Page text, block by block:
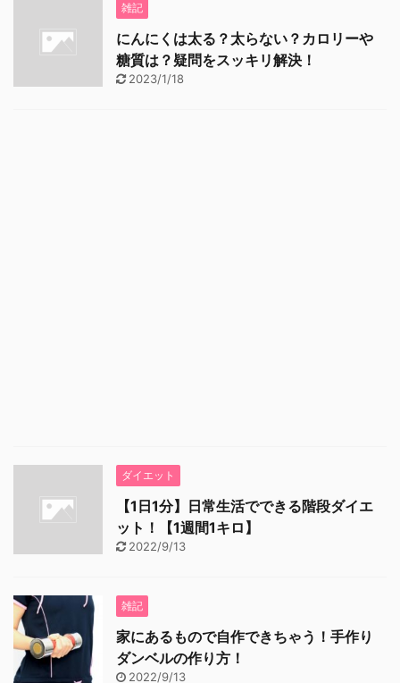
雑記
にんにくは太る？太らない？カロリーや
糖質は？疑問をスッキリ解決！
2023/1/18
ダイエット
【1日1分】日常生活でできる階段ダイエ
ット！【1週間1キロ】
2022/9/13
雑記
家にあるもので自作できちゃう！手作り
ダンベルの作り方！
2022/9/13